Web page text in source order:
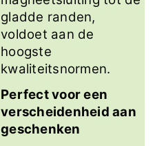
gladde randen,
voldoet aan de
hoogste
kwaliteitsnormen.
Perfect voor een
verscheidenheid aan
geschenken